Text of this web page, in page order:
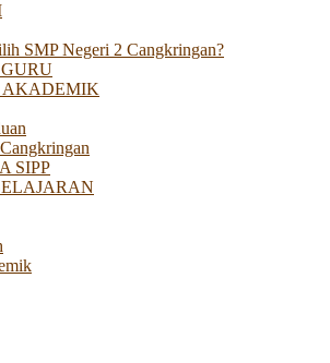
SMP Negeri 2 Cangkringan?
AKADEMIK
SIPP